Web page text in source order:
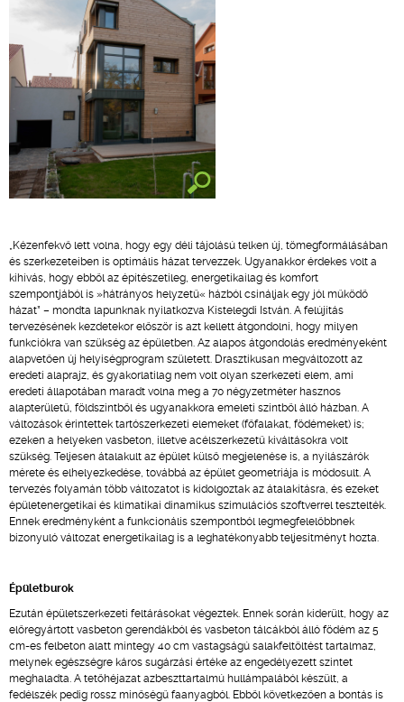
„Kézenfekvő lett volna, hogy egy déli tájolású telken új, tömegformálásában
és szerkezeteiben is optimális házat tervezzek. Ugyanakkor érdekes volt a
kihívás, hogy ebből az építészetileg, energetikailag és komfort
szempontjából is »hátrányos helyzetű« házból csináljak egy jól működő
házat” – mondta lapunknak nyilatkozva Kistelegdi István. A felújítás
tervezésének kezdetekor először is azt kellett átgondolni, hogy milyen
funkciókra van szükség az épületben. Az alapos átgondolás eredményeként
alapvetően új helyiségprogram született. Drasztikusan megváltozott az
eredeti alaprajz, és gyakorlatilag nem volt olyan szerkezeti elem, ami
eredeti állapotában maradt volna meg a 70 négyzetméter hasznos
alapterületű, földszintből és ugyanakkora emeleti szintből álló házban. A
változások érintettek tartószerkezeti elemeket (főfalakat, födémeket) is;
ezeken a helyeken vasbeton, illetve acélszerkezetű kiváltásokra volt
szükség. Teljesen átalakult az épület külső megjelenése is, a nyílászárók
mérete és elhelyezkedése, továbbá az épület geometriája is módosult. A
tervezés folyamán több változatot is kidolgoztak az átalakításra, és ezeket
épületenergetikai és klimatikai dinamikus szimulációs szoftverrel tesztelték.
Ennek eredményként a funkcionális szempontból legmegfelelőbbnek
bizonyuló változat energetikailag is a leghatékonyabb teljesítményt hozta.
Épületburok
Ezután épületszerkezeti feltárásokat végeztek. Ennek során kiderült, hogy az
előregyártott vasbeton gerendákból és vasbeton tálcákból álló födém az 5
cm-es felbeton alatt mintegy 40 cm vastagságú salakfeltöltést tartalmaz,
melynek egészségre káros sugárzási értéke az engedélyezett szintet
meghaladta. A tetőhéjazat azbeszttartalmú hullámpalából készült, a
fedélszék pedig rossz minőségű faanyagból. Ebből következően a bontás is